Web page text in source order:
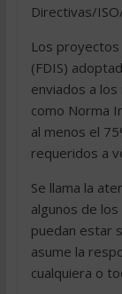
Directivas/
Los
(FDIS)
enviados a
como Norma
al menos el
requeridos a
Se llama la
algunos de
puedan estar
asume la
cualquiera o